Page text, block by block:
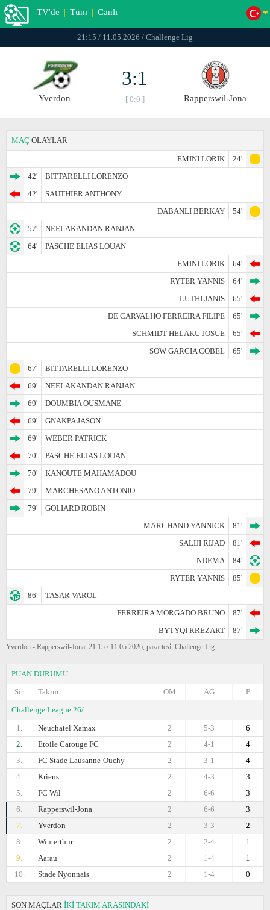
TV'de | Tüm | Canlı
21:15 / 11.05.2026 / Challenge Lig
Yverdon
3:1
[ 0:0 ] Rapperswil-Jona
MAÇ OLAYLAR
EMINI LORIK
24'
42'
BITTARELLI LORENZO
42'
SAUTHIER ANTHONY
DABANLI BERKAY
54'
57'
NEELAKANDAN RANJAN
64'
PASCHE ELIAS LOUAN
EMINI LORIK
64'
RYTER YANNIS
64'
LUTHI JANIS
65'
DE CARVALHO FERREIRA FILIPE
65'
SCHMIDT HELAKU JOSUE
65'
SOW GARCIA COBEL
65'
67'
BITTARELLI LORENZO
69'
NEELAKANDAN RANJAN
69'
DOUMBIA OUSMANE
69'
GNAKPA JASON
69'
WEBER PATRICK
70'
PASCHE ELIAS LOUAN
70'
KANOUTE MAHAMADOU
79'
MARCHESANO ANTONIO
79'
GOLIARD ROBIN
MARCHAND YANNICK
81'
SALIJI RIJAD
81'
NDEMA
84'
RYTER YANNIS
85'
86'
TASAR VAROL
FERREIRA MORGADO BRUNO
87'
BYTYQI RREZART
87'
Yverdon - Rapperswil-Jona, 21:15 / 11.05.2026, pazartesi̇, Challenge Lig
PUAN DURUMU
Sir.
Takım P
AG
OM
Challenge League 26/
1.
Neuchatel Xamax 6
5-3
2
2.
Etoile Carouge FC 4
4-1
2
3.
FC Stade Lausanne-Ouchy 4
3-1
2
4.
Kriens 3
4-3
2
5.
FC Wil 3
6-6
2
6.
Rapperswil-Jona 3
6-6
2
7.
Yverdon 2
3-3
2
8.
Winterthur 1
2-4
2
9.
Aarau 1
1-4
2
10.
Stade Nyonnais 0
1-4
2
SON MAÇLAR İKİ TAKIM ARASINDAKİ